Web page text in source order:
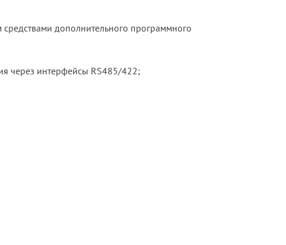
дополнительного программного
через интерфейсы RS485/422;